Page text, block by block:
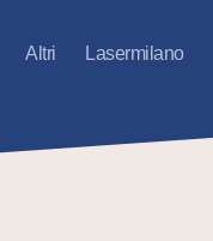
Altri Lasermilano